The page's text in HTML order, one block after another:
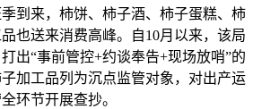
来，柿饼、柿子酒、柿子蛋糕、柿
也送来消费高峰。自10月以来，该局
出“事前管控+约谈奉告+现场放哨”的
加工品列为沉点监管对象，对出产运
环节开展查抄。